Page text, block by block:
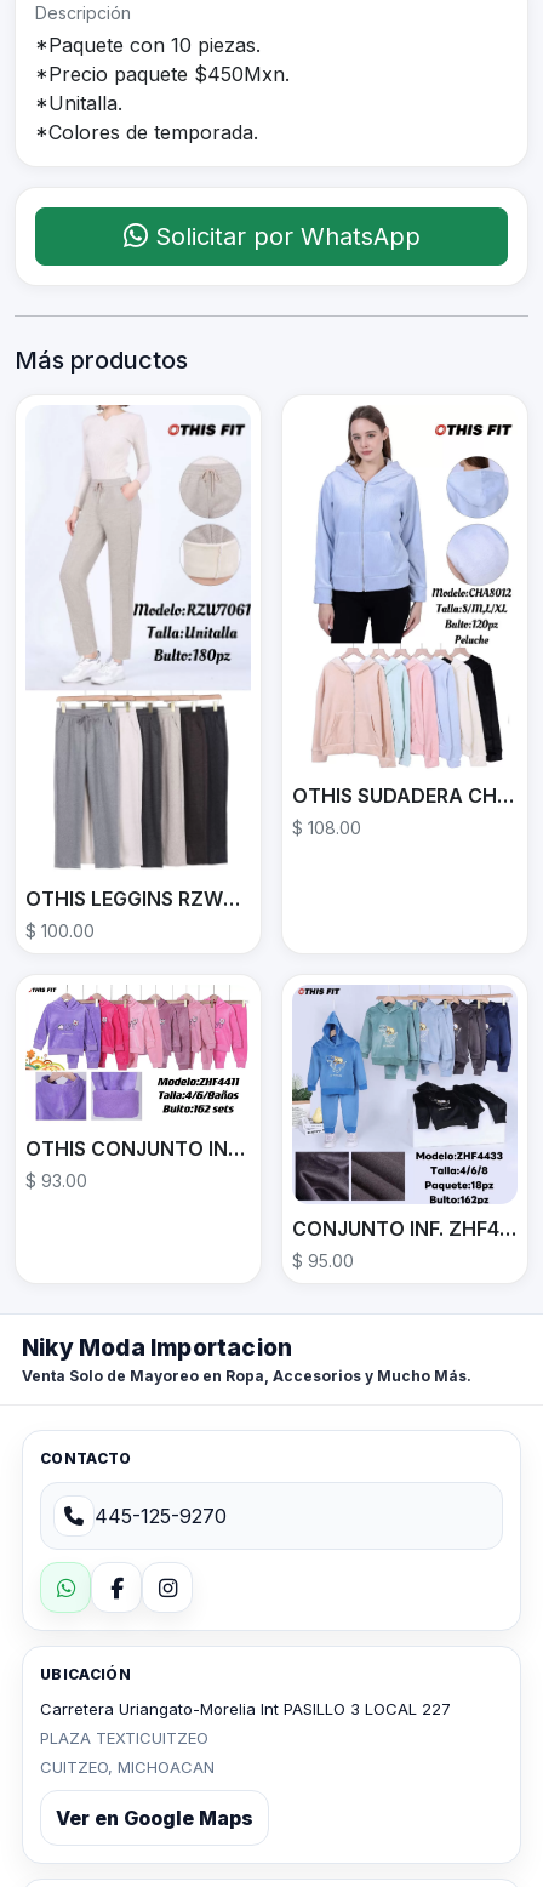
Descripción
*Paquete con 10 piezas.
*Precio paquete $450Mxn.
*Unitalla.
*Colores de temporada.
Solicitar por WhatsApp
Más productos
OTHIS LEGGINS RZW7061
$ 100.00
OTHIS SUDADERA CHA8012
$ 108.00
OTHIS CONJUNTO INFANTIL ZHF4411
$ 93.00
CONJUNTO INF. ZHF4433
$ 95.00
Niky Moda Importacion
Venta Solo de Mayoreo en Ropa, Accesorios y Mucho Más.
CONTACTO
445-125-9270
UBICACIÓN
Carretera Uriangato-Morelia Int PASILLO 3 LOCAL 227
PLAZA TEXTICUITZEO
CUITZEO, MICHOACAN
Ver en Google Maps